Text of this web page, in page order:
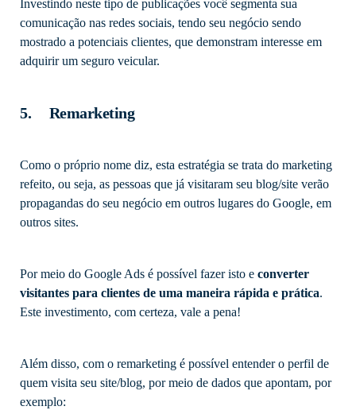
Investindo neste tipo de publicações você segmenta sua
comunicação nas redes sociais, tendo seu negócio sendo
mostrado a potenciais clientes, que demonstram interesse em
adquirir um seguro veicular.
5. Remarketing
Como o próprio nome diz, esta estratégia se trata do marketing
refeito, ou seja, as pessoas que já visitaram seu blog/site verão
propagandas do seu negócio em outros lugares do Google, em
outros sites.
Por meio do Google Ads é possível fazer isto e converter
visitantes para clientes de uma maneira rápida e prática.
Este investimento, com certeza, vale a pena!
Além disso, com o remarketing é possível entender o perfil de
quem visita seu site/blog, por meio de dados que apontam, por
exemplo: